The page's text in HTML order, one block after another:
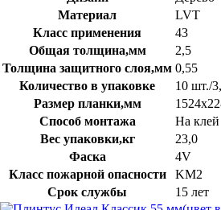
Материал
LVT
Класс применения
43
Общая толщина,мм
2,5
Толщина защитного слоя,мм 0,55
Количество в упаковке
10 шт./
Размер планки,мм
Способ монтажа
На клей
Вес упаковки,кг
23,0
Фаска
4V
Класс пожарной опасности
KM2
Срок службы
15 лет